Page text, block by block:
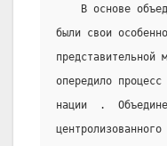
В основе
были свои
представительной
опередило
нации  .